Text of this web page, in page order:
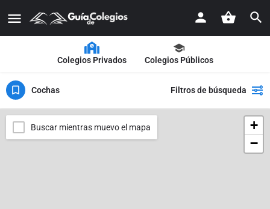
Colegios Privados Colegios Públicos
Cochas Filtros de búsqueda
+
−
Buscar mientras muevo el mapa